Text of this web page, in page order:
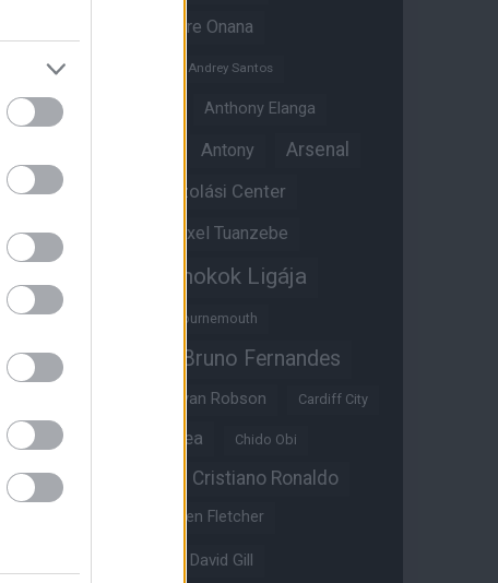
Andre Onana
Andreas Pereira
Andrey Santos
Angol válogatott Anthony Elanga
Antony Arsenal
Aston Villa Átigazolási Center
Átigazolások Axel Tuanzebe
Bajnokok Ligája
Benjamin Sesko Bournemouth
Brandon Williams Bruno Fernandes
Bryan Robson Cardiff City
Casemiro Chelsea Chido Obi
Christian Eriksen Cristiano Ronaldo
Darren Fletcher
David Gill